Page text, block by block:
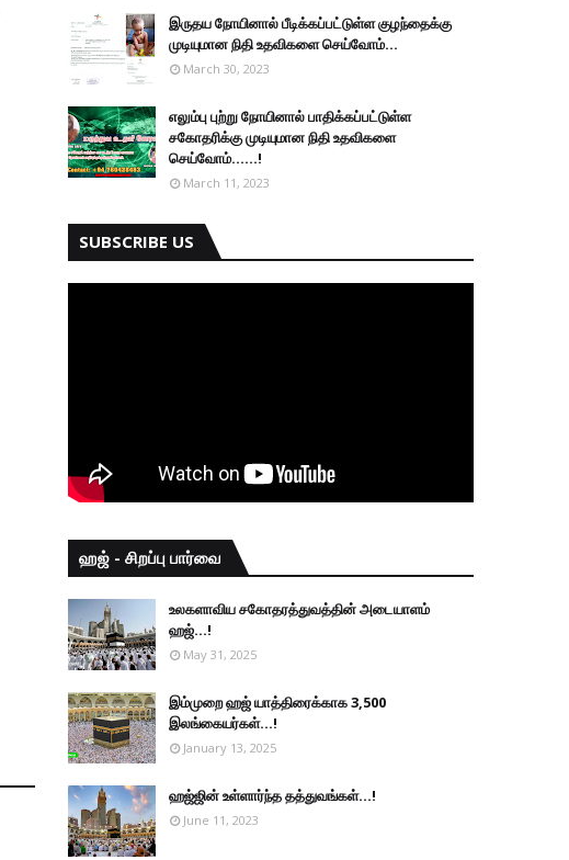
இருதய நோயினால் பீடிக்கப்பட்டுள்ள குழந்தைக்கு
முடியுமான நிதி உதவிகளை செய்வோம்...
March 30, 2023
எலும்பு புற்று நோயினால் பாதிக்கப்பட்டுள்ள
சகோதரிக்கு முடியுமான நிதி உதவிகளை
செய்வோம்......!
March 11, 2023
SUBSCRIBE US
ஹஜ் - சிறப்பு பார்வை
உலகளாவிய சகோதரத்துவத்தின் அடையாளம்
ஹஜ்...!
May 31, 2025
இம்முறை ஹஜ் யாத்திரைக்காக 3,500
இலங்கையர்கள்...!
January 13, 2025
ஹஜ்ஜின் உள்ளார்ந்த தத்துவங்கள்...!
June 11, 2023